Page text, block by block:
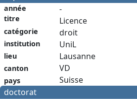
année
titre
catégorie
institution
lieu
canton
pays
-
Licence
droit
UniL
Lausanne
VD
Suisse
doctorat